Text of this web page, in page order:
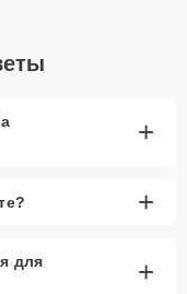
+
+
для
+